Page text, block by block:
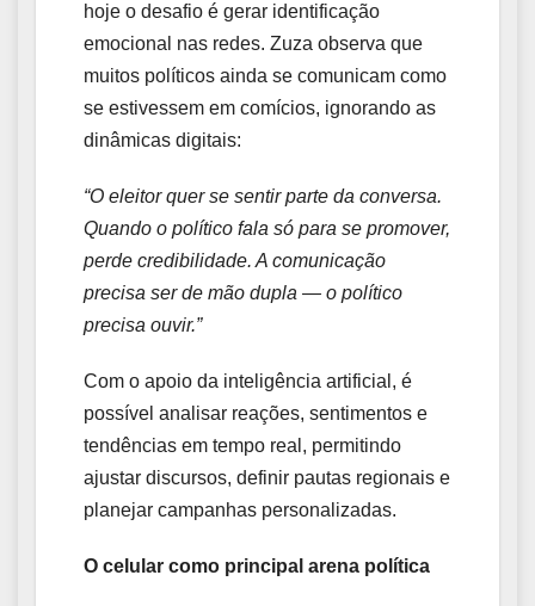
hoje o desafio é gerar identificação
emocional nas redes. Zuza observa que
muitos políticos ainda se comunicam como
se estivessem em comícios, ignorando as
dinâmicas digitais:
“O eleitor quer se sentir parte da conversa.
Quando o político fala só para se promover,
perde credibilidade. A comunicação
precisa ser de mão dupla — o político
precisa ouvir.”
Com o apoio da inteligência artificial, é
possível analisar reações, sentimentos e
tendências em tempo real, permitindo
ajustar discursos, definir pautas regionais e
planejar campanhas personalizadas.
O celular como principal arena política